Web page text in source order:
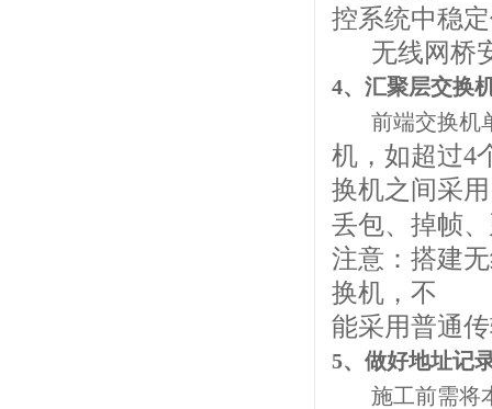
控系统中稳
无线网桥安
4、汇聚层交换
前端交换机
机，如超过4
换机之间采
丢包、掉帧
注意：搭建
换机，不
能采用普通
5、做好地址记
施工前需将